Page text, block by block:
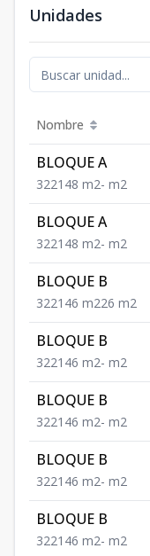
Unidades
Nombre
BLOQUE A
322148 m2- m2
BLOQUE A
322148 m2- m2
BLOQUE B
322146 m226 m2
BLOQUE B
322146 m2- m2
BLOQUE B
322146 m2- m2
BLOQUE B
322146 m2- m2
BLOQUE B
322146 m2- m2